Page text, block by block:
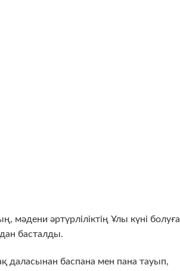
мәдени әртүрліліктің Ұлы күні болуға
басталды.
даласынан баспана мен пана тауып,